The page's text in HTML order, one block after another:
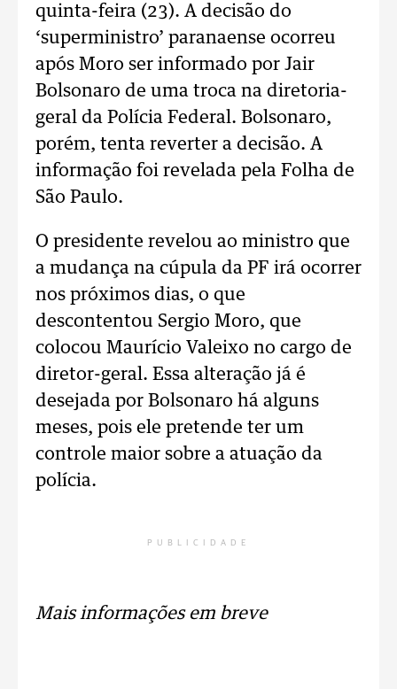
quinta-feira (23). A decisão do
‘superministro’ paranaense ocorreu
após Moro ser informado por Jair
Bolsonaro de uma troca na diretoria-
geral da Polícia Federal. Bolsonaro,
porém, tenta reverter a decisão. A
informação foi revelada pela Folha de
São Paulo.
O presidente revelou ao ministro que
a mudança na cúpula da PF irá ocorrer
nos próximos dias, o que
descontentou Sergio Moro, que
colocou Maurício Valeixo no cargo de
diretor-geral. Essa alteração já é
desejada por Bolsonaro há alguns
meses, pois ele pretende ter um
controle maior sobre a atuação da
polícia.
PUBLICIDADE
Mais informações em breve